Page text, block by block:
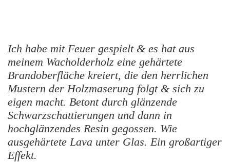
Ich habe mit Feuer gespielt & es hat aus
meinem Wacholderholz eine gehärtete
Brandoberfläche kreiert, die den herrlichen
Mustern der Holzmaserung folgt & sich zu
eigen macht. Betont durch glänzende
Schwarzschattierungen und dann in
hochglänzendes Resin gegossen. Wie
ausgehärtete Lava unter Glas. Ein großartiger
Effekt.